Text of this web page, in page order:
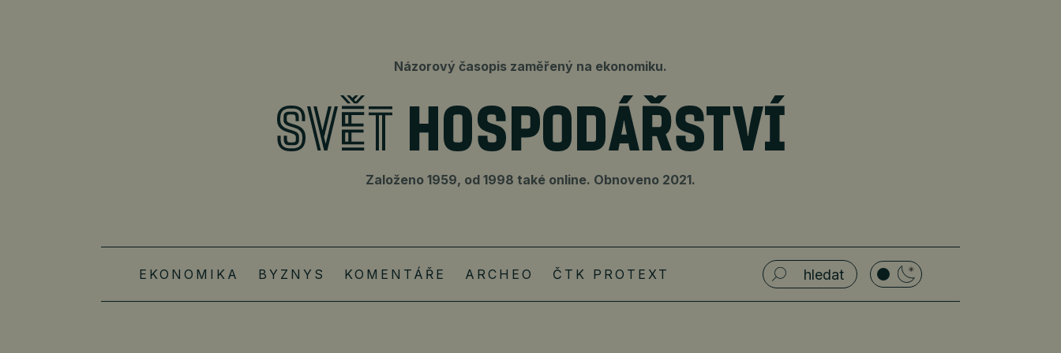
Názorový časopis zaměřený na ekonomiku.
Založeno 1959, od 1998 také online. Obnoveno 2021.
EKONOMIKA BYZNYS KOMENTÁŘE ARCHEO ČTK PROTEXT